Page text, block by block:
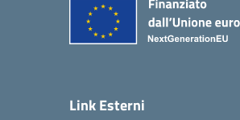
Link Esterni